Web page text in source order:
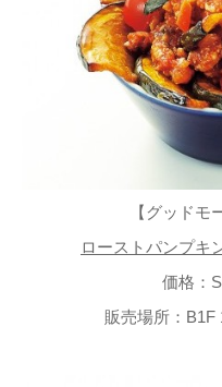
【グッドモ
ローストパンプキ
価格：
販売場所：